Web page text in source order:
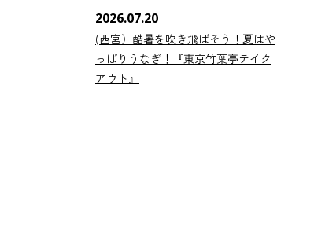
2026.07.20
(西宮）酷暑を吹き飛ばそう！夏はや
っぱりうなぎ！『東京竹葉亭テイク
アウト』